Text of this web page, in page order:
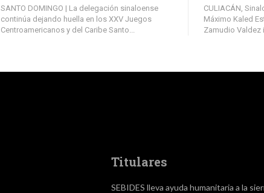
SANTO DOMINGO | La delegación sinaloense
continúa dejando huella en los XXV Juegos
Centroamericanos y del Caribe Santo...
CULIACÁN,
Máximo Kaled
Zamudio Valdez
Titulares
SEBIDES lleva ayuda humanitaria a la